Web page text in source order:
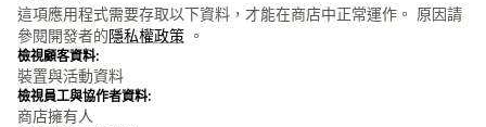
這項應用程式需要存取以下資料，才能在商店中正常運作。 原因請
參閱開發者的隱私權政策 。
檢視顧客資料:
裝置與活動資料
檢視員工與協作者資料:
商店擁有人